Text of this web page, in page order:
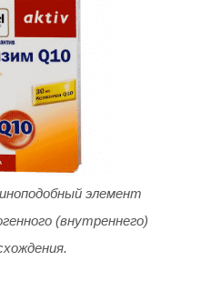
элемент
(внутреннего)